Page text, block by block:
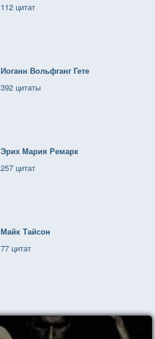
112 цитат
Иоганн Вольфганг Гете
392 цитаты
Эрих Мария Ремарк
257 цитат
Майк Тайсон
77 цитат